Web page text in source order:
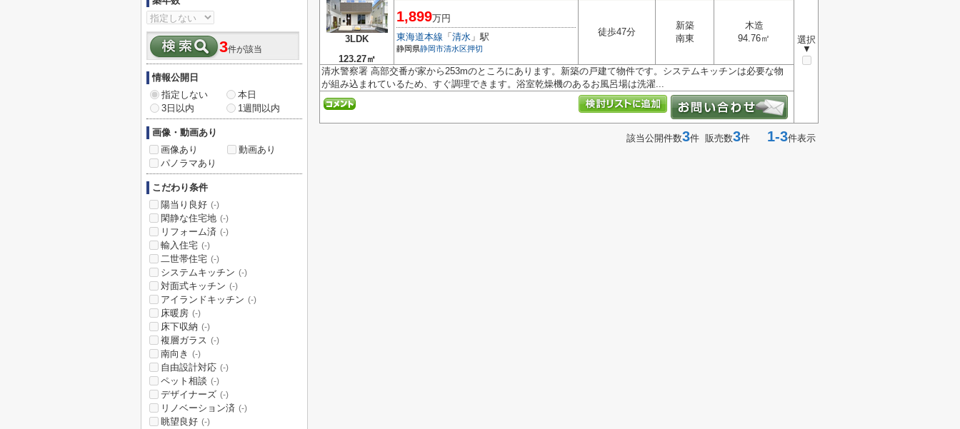
3LDK
123.27㎡
選択
▼
1,899万円
東海道本線 「 清水 」駅
静岡県静岡市清水区押切
徒歩47分
新築
南東
木造
94.76㎡
清水警察署 高部交番が家から253mのところにあります。新築の戸建て物件です。システムキッチンは必要な物
が組み込まれているため、すぐ調理できます。浴室乾燥機のあるお風呂場は洗濯...
該当公開件数3件 販売数3件 1-3件表示
3件が該当
情報公開日
指定しない
本日
3日以内
1週間以内
画像・動画あり
画像あり
動画あり
パノラマあり
こだわり条件
陽当り良好 (-)
閑静な住宅地 (-)
リフォーム済 (-)
輸入住宅 (-)
二世帯住宅 (-)
システムキッチン (-)
対面式キッチン (-)
アイランドキッチン (-)
床暖房 (-)
床下収納 (-)
複層ガラス (-)
南向き (-)
自由設計対応 (-)
ペット相談 (-)
デザイナーズ (-)
リノベーション済 (-)
眺望良好 (-)